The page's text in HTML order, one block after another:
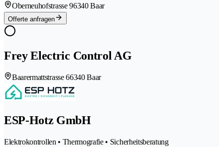
Oberneuhofstrasse 96340 Baar
Offerte anfragen
Frey Electric Control AG
Baarermattstrasse 66340 Baar
ESP-Hotz GmbH
Elektrokontrollen • Thermografie • Sicherheitsberatung